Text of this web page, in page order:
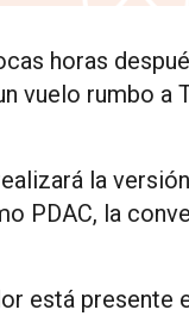
horas
vuelo rumbo a
la
PDAC, la
está